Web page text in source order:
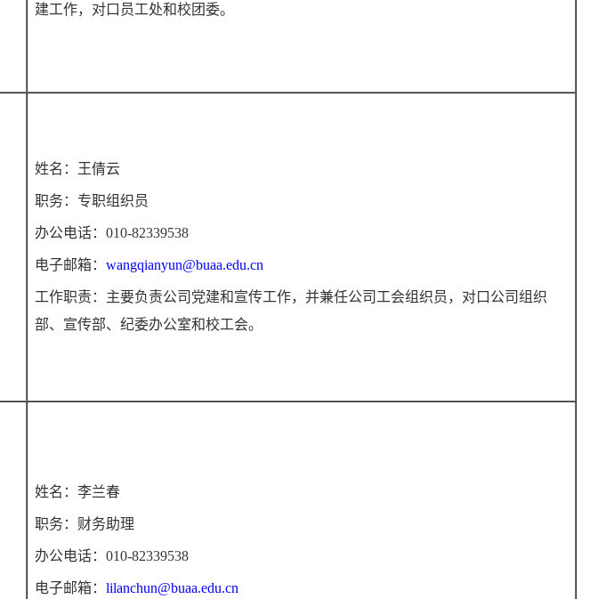
建工作，对口员工处和校团委。
姓名：王倩云
职务：专职组织员
办公电话：010-82339538
电子邮箱： wangqianyun@buaa.edu.cn
工作职责：主要负责公司党建和宣传工作，并兼任公司工会组织员，对口公司组织
部、宣传部、纪委办公室和校工会。
姓名：李兰春
职务：财务助理
办公电话：010-82339538
电子邮箱： lilanchun@buaa.edu.cn